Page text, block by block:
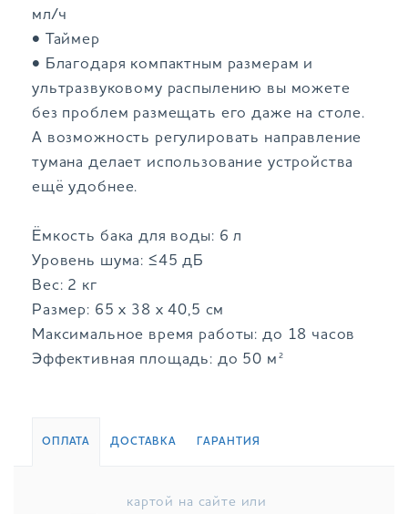
мл/ч
• Таймер
• Благодаря компактным размерам и
ультразвуковому распылению вы можете
без проблем размещать его даже на столе.
А возможность регулировать направление
тумана делает использование устройства
ещё удобнее.
Ёмкость бака для воды: 6 л
Уровень шума: ≤45 дБ
Вес: 2 кг
Размер: 65 x 38 x 40,5 см
Максимальное время работы: до 18 часов
Эффективная площадь: до 50 м²
ОПЛАТА ДОСТАВКА ГАРАНТИЯ
картой на сайте или